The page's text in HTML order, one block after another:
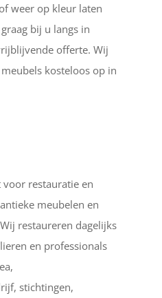
weer op kleur laten
bij u langs in
offerte. Wij
kosteloos op in
restauratie en
meubelen en
restaureren dagelijks
en professionals
stichtingen,